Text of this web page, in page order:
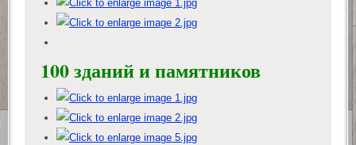
100 зданий и памятников